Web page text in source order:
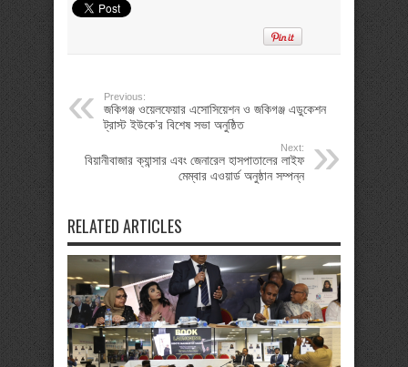
Previous:
জকিগঞ্জ ওয়েলফেয়ার এসোসিয়েশন ও জকিগঞ্জ এডুকেশন
ট্রাস্ট ইউকে’র বিশেষ সভা অনুষ্ঠিত
Next:
বিয়ানীবাজার ক্যান্সার এবং জেনারেল হাসপাতালের লাইফ
মেম্বার এওয়ার্ড অনুষ্ঠান সম্পন্ন
RELATED ARTICLES